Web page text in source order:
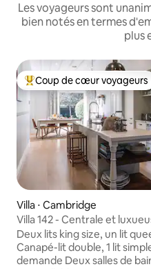
Les voyageurs sont
bien notés en termes
plus
Coups de cœur voyageurs
Coup de cœur voyageurs
Villa ⋅ Cambridge
Villa 142 - Centrale et
Deux lits king size, un lit
Canapé-lit double, 1 lit
demande Deux salles de bains